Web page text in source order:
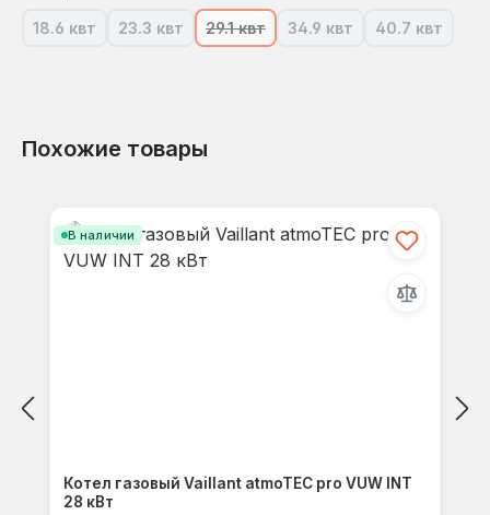
18.6 квт(В настоящее время эта опция недоступна.)
23.3 квт(В настоящее время эта опция недоступна.)
29.1 квт(В настоящее время эта опция
34.9 квт(В настоящее время
40.7 квт
(В
Похожие товары
В наличии
Котел газовый Vaillant atmoTEC pro VUW INT
28 кВт